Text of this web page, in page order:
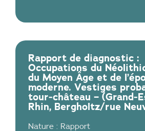
Rapport de diagnostic :
Occupations du
du Moyen Âge et de
moderne. Vestiges
tour-château – (Grand-
Rhin, Bergholtz/rue
Nature : Rapport